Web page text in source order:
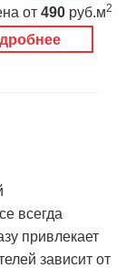
от 490 руб.м2
всегда
привлекает
зависит от